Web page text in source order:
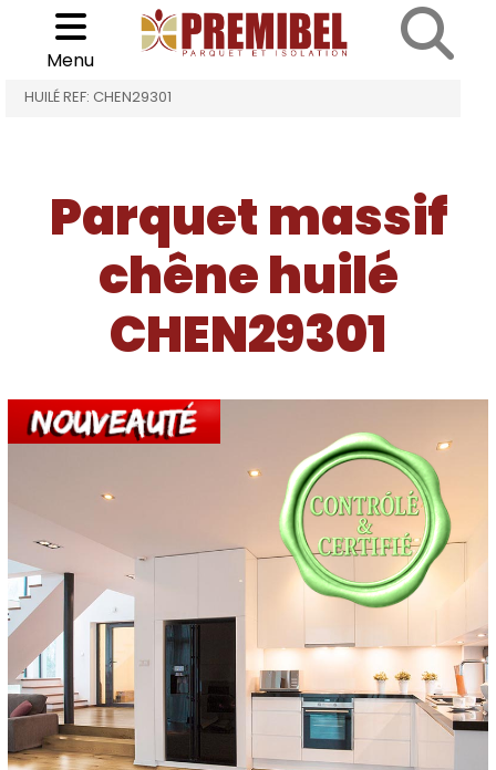
Choisir son parquet
Menu
ACCUEIL PARQUET MASSIF CHÊNE HUILÉ
HUILÉ REF: CHEN29301
Parquet massif
chêne huilé
CHEN29301
Cookies management panel